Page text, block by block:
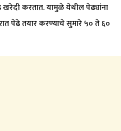
खरेदी करतात. यामुळे येथील पेढ्यांना
पेढे तयार करण्याचे सुमारे ५० ते ६०